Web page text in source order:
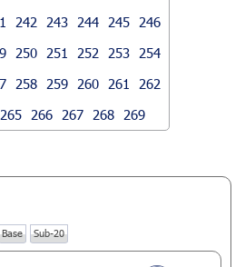
242 243 244 245
246
250 251 252 253
254
258 259 260 261
262
265 266 267 268 269
Base Sub-20